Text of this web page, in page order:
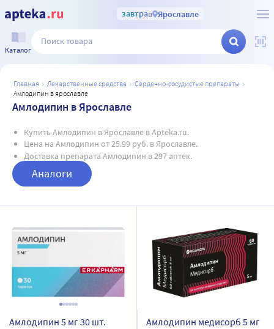
завтрав Ярославле
Каталог
главная лекарственные средства
сердечно-сосудистые препараты
амлодипин в ярославле
Амлодипин в Ярославле
Купить Амлодипин в Ярославле в Apteka.ru.
Цена на Амлодипин от 25.99 руб. в Ярославле.
Доставка препарата Амлодипин в 297 аптек.
Аналоги
Амлодипин 5 мг 30 шт.
Амлодипин медисорб 5 мг